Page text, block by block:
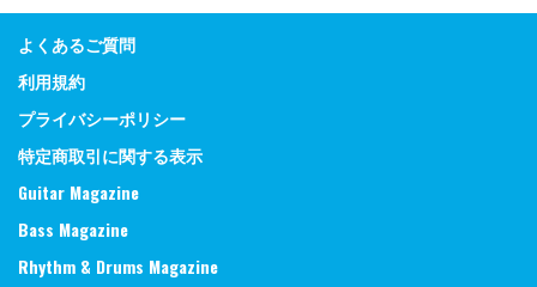
よくあるご質問
利用規約
プライバシーポリシー
特定商取引に関する表示
Guitar Magazine
Bass Magazine
Rhythm & Drums Magazine